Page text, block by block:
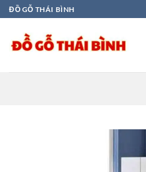
Bỏ
qua
dung
ĐỒ GỖ THÁI BÌNH